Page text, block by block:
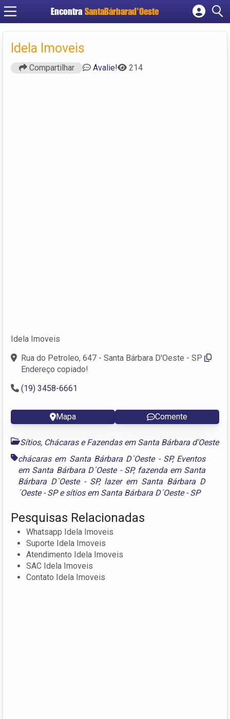
Encontra SantaBárbarad'Oeste
Cadastrar empresa
Idela Imoveis
Compartilhar Avalie! 214
Idela Imoveis
Rua do Petroleo, 647 - Santa Bárbara D'Oeste - SP
Endereço copiado!
(19) 3458-6661
Mapa Comente
Sítios, Chácaras e Fazendas em Santa Bárbara d'Oeste
chácaras em Santa Bárbara D´Oeste - SP, Eventos
em Santa Bárbara D´Oeste - SP, fazenda em Santa
Bárbara D´Oeste - SP, lazer em Santa Bárbara D
´Oeste - SPesítios em Santa Bárbara D´Oeste - SP
Pesquisas Relacionadas
Whatsapp Idela Imoveis
Suporte Idela Imoveis
Atendimento Idela Imoveis
SAC Idela Imoveis
Contato Idela Imoveis